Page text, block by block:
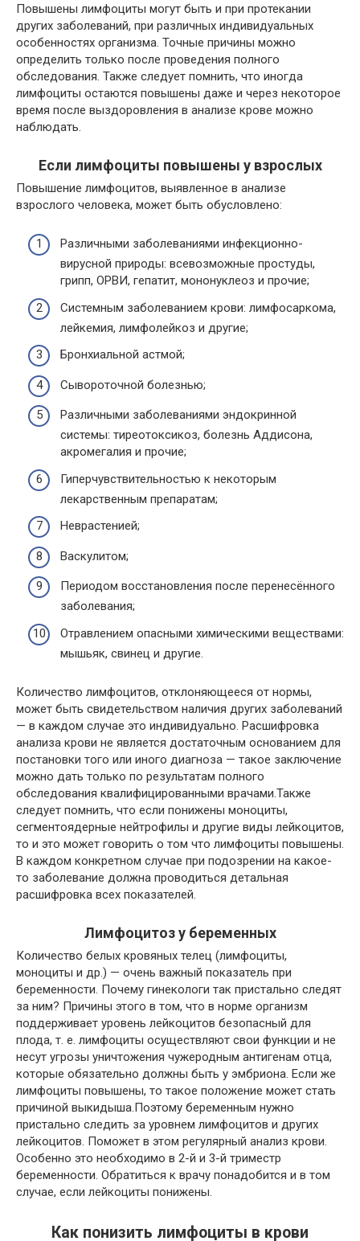
Повышены лимфоциты могут быть и при протекании
других заболеваний, при различных индивидуальных
особенностях организма. Точные причины можно
определить только после проведения полного
обследования. Также следует помнить, что иногда
лимфоциты остаются повышены даже и через некоторое
время после выздоровления в анализе крове можно
наблюдать.
Если лимфоциты повышены у взрослых
Повышение лимфоцитов, выявленное в анализе
взрослого человека, может быть обусловлено:
Различными заболеваниями инфекционно-
вирусной природы: всевозможные простуды,
грипп, ОРВИ, гепатит, мононуклеоз и прочие;
Системным заболеванием крови: лимфосаркома,
лейкемия, лимфолейкоз и другие;
Бронхиальной астмой;
Сывороточной болезнью;
Различными заболеваниями эндокринной
системы: тиреотоксикоз, болезнь Аддисона,
акромегалия и прочие;
Гиперчувствительностью к некоторым
лекарственным препаратам;
Неврастенией;
Васкулитом;
Периодом восстановления после перенесённого
заболевания;
Отравлением опасными химическими веществами:
мышьяк, свинец и другие.
Количество лимфоцитов, отклоняющееся от нормы,
может быть свидетельством наличия других заболеваний
— в каждом случае это индивидуально. Расшифровка
анализа крови не является достаточным основанием для
постановки того или иного диагноза — такое заключение
можно дать только по результатам полного
обследования квалифицированными врачами.Также
следует помнить, что если понижены моноциты,
сегментоядерные нейтрофилы и другие виды лейкоцитов,
то и это может говорить о том что лимфоциты повышены.
В каждом конкретном случае при подозрении на какое-
то заболевание должна проводиться детальная
расшифровка всех показателей.
Лимфоцитоз у беременных
Количество белых кровяных телец (лимфоциты,
моноциты и др.) — очень важный показатель при
беременности. Почему гинекологи так пристально следят
за ним? Причины этого в том, что в норме организм
поддерживает уровень лейкоцитов безопасный для
плода, т. е. лимфоциты осуществляют свои функции и не
несут угрозы уничтожения чужеродным антигенам отца,
которые обязательно должны быть у эмбриона. Если же
лимфоциты повышены, то такое положение может стать
причиной выкидыша.Поэтому беременным нужно
пристально следить за уровнем лимфоцитов и других
лейкоцитов. Поможет в этом регулярный анализ крови.
Особенно это необходимо в 2-й и 3-й триместр
беременности. Обратиться к врачу понадобится и в том
случае, если лейкоциты понижены.
Как понизить лимфоциты в крови